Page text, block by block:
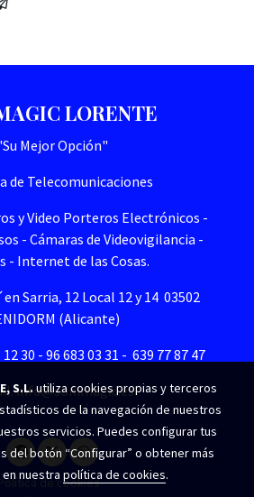
LORENTE
Mejor Opción"
de Telecomunicaciones
y Video Porteros Electrónicos -
- Cámaras de Videovigilancia -
- Internet de las Cosas.
Sarria, 12 Local 12 y 14 03502
(Alicante)
30 - 96 683 03 31 - 639 77 87 47
info@sonimagic.es
de cookies
S.L.utiliza cookies propias y terceros
de la navegación de nuestros
servicios. Puedes configurar tus
del botón “Configurar” o obtener más
nuestra política de cookies.